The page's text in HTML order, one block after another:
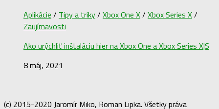
Aplikácie / Tipy a triky/ Xbox One X/ Xbox Series X/
Zaujímavosti
Ako urýchliť inštaláciu hier na Xbox One a Xbox Series X|S
8 máj, 2021
(c) 2015-2020 Jaromír Miko, Roman Lipka. Všetky práva